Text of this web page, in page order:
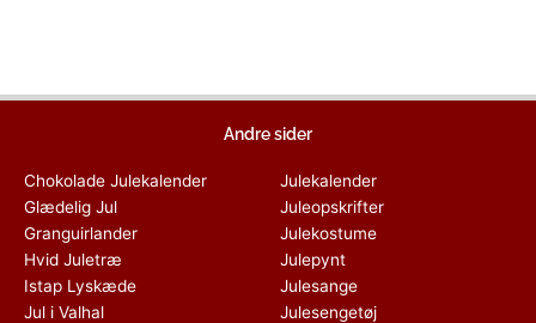
Andre sider
Chokolade Julekalender
Glædelig Jul
Granguirlander
Hvid Juletræ
Istap Lyskæde
Jul i Valhal
Julekalender
Juleopskrifter
Julekostume
Julepynt
Julesange
Julesengetøj